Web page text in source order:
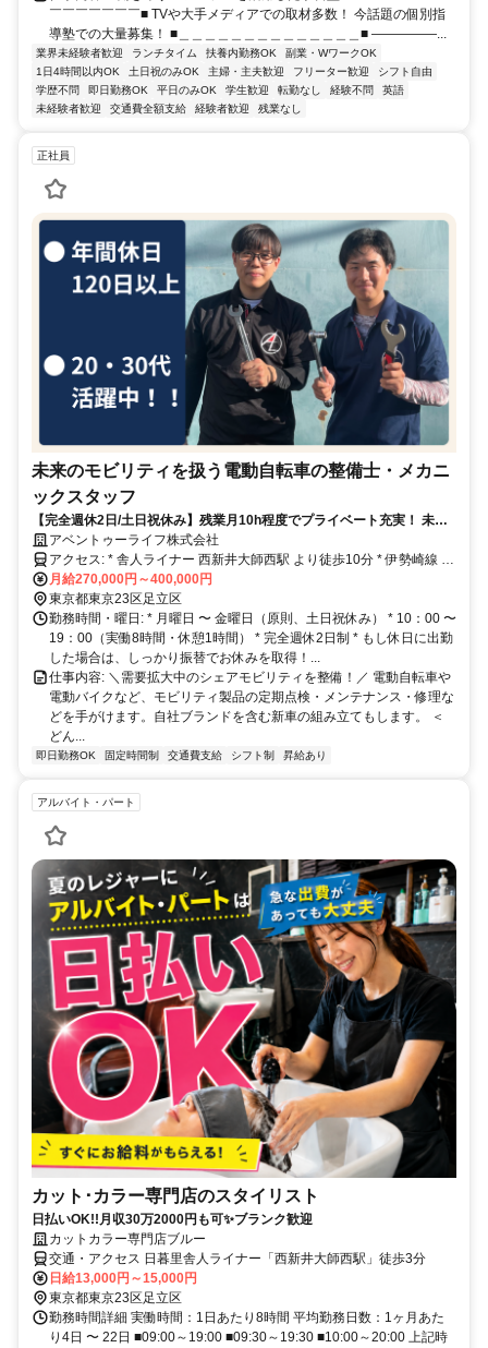
￣￣￣￣￣￣￣■ TVや大手メディアでの取材多数！ 今話題の個別指
導塾での大量募集！ ■＿＿＿＿＿＿＿＿＿＿＿＿＿＿■ ―――――...
業界未経験者歓迎 ランチタイム 扶養内勤務OK
副業・WワークOK
1日4時間以内OK
土日祝のみOK 主婦・主夫歓迎 フリーター歓迎
シフト自由
学歴不問
即日勤務OK 平日のみOK 学生歓迎 転勤なし 経験不問
英語
未経験者歓迎
交通費全額支給 経験者歓迎 残業なし
正社員
未来のモビリティを扱う電動自転車の整備士・メカニ
ックスタッフ
【完全週休2日/土日祝休み】残業月10h程度でプライベート充実！ 未経
験OK・学歴不問！話題の電動モビリティ整備士スタッフ募集★ 入社後
即付与の「アニバーサリー休暇」あり！
アベントゥーライフ株式会社
アクセス: * 舎人ライナー 西新井大師西駅 より徒歩10分 * 伊勢崎線 西
新井駅 よりバス18分​ * 無料駐輪場あり(自転車・バイク)
月給270,000円～400,000円
東京都東京23区足立区
勤務時間・曜日: * 月曜日 〜 金曜日（原則、土日祝休み） * 10：00 〜
19：00（実働8時間・休憩1時間） * 完全週休2日制 * もし休日に出勤
した場合は、しっかり振替でお休みを取得！...
仕事内容: ＼需要拡大中のシェアモビリティを整備！／ 電動自転車や
電動バイクなど、モビリティ製品の定期点検・メンテナンス・修理な
どを手がけます。自社ブランドを含む新車の組み立てもします。 ＜
どん...
即日勤務OK 固定時間制 交通費支給 シフト制 昇給あり
アルバイト・パート
カット･カラー専門店のスタイリスト
日払いOK!!月収30万2000円も可✨ブランク歓迎
カットカラー専門店ブルー
交通・アクセス 日暮里舎人ライナー「西新井大師西駅」徒歩3分
日給13,000円～15,000円
東京都東京23区足立区
勤務時間詳細 実働時間：1日あたり8時間 平均勤務日数：1ヶ月あた
り4日 〜 22日 ■09:00～19:00 ■09:30～19:30 ■10:00～20:00 上記時